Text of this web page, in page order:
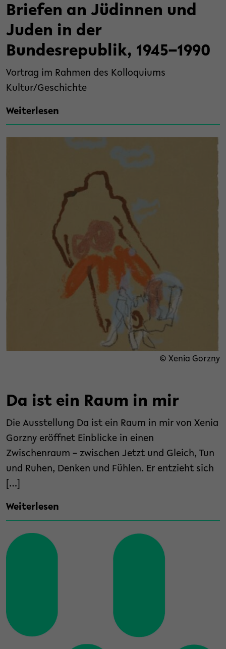
Briefen an Jüdinnen und
Juden in der
Bundesrepublik, 1945–1990
Vortrag im Rahmen des Kolloquiums
Kultur/Geschichte
Weiterlesen
© Xenia Gorzny
Da ist ein Raum in mir
Die Ausstellung Da ist ein Raum in mir von Xenia
Gorzny eröffnet Einblicke in einen
Zwischenraum – zwischen Jetzt und Gleich, Tun
und Ruhen, Denken und Fühlen. Er entzieht sich
[…]
Weiterlesen